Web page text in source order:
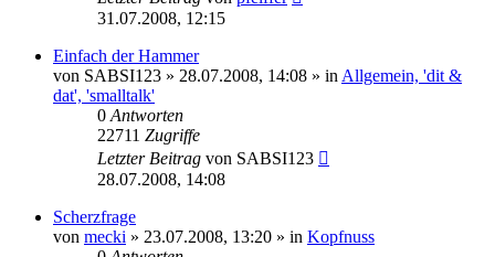
31.07.2008, 12:15
Einfach der Hammer
von SABSI123 » 28.07.2008, 14:08 » in Allgemein, 'dit &
dat', 'smalltalk'
0 Antworten
22711 Zugriffe
Letzter Beitrag von SABSI123
28.07.2008, 14:08
Scherzfrage
von mecki » 23.07.2008, 13:20 » in Kopfnuss